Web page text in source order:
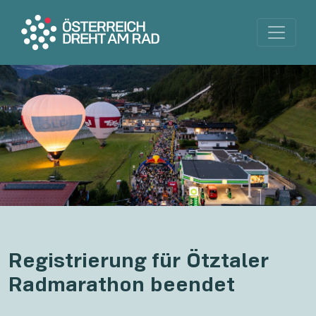
Registrierung für Ötztaler
Radmarathon beendet